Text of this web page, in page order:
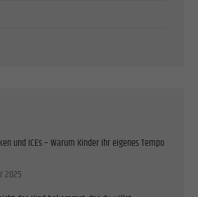
und ICEs – Warum Kinder ihr eigenes Tempo
2025